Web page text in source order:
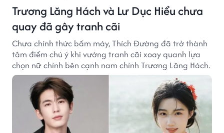
Trương Lăng Hách và Lư Dục Hiểu chưa
quay đã gây tranh cãi
Chưa chính thức bấm máy, Thích Đường đã trở thành
tâm điểm chú ý khi vướng tranh cãi xoay quanh lựa
chọn nữ chính bên cạnh nam chính Trương Lăng Hách.